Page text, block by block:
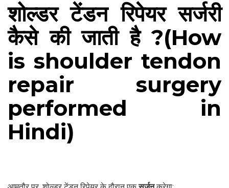
शोल्डर टेंडन रिपेयर सर्जरी
कैसे की जाती है ?(How
is shoulder tendon
repair surgery
performed in
Hindi)